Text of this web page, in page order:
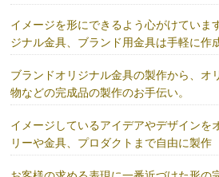
イメージを形にできるよう心がけていま
ジナル金具、ブランド用金具は手軽に作
ブランドオリジナル金具の製作から、オ
物などの完成品の製作のお手伝い。
イメージしているアイデアやデザインを
リーや金具、プロダクトまで自由に製作